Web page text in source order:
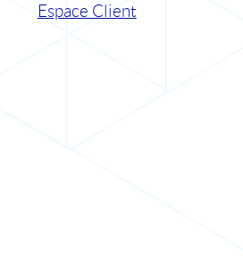
Espace Client